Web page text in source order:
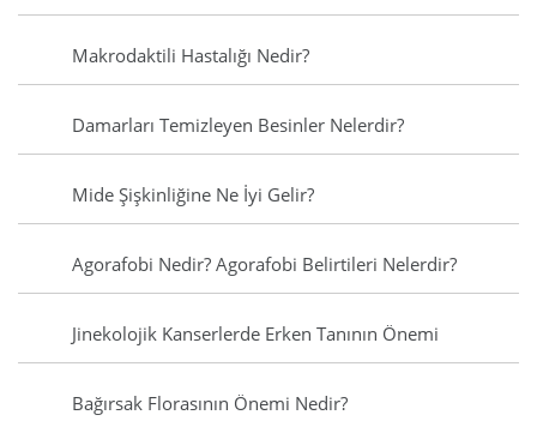
Makrodaktili Hastalığı Nedir?
Damarları Temizleyen Besinler Nelerdir?
Mide Şişkinliğine Ne İyi Gelir?
Agorafobi Nedir? Agorafobi Belirtileri Nelerdir?
Jinekolojik Kanserlerde Erken Tanının Önemi
Bağırsak Florasının Önemi Nedir?